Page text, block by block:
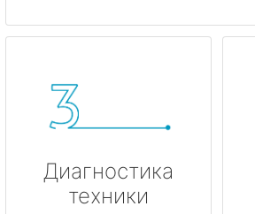
Диагностика
техники